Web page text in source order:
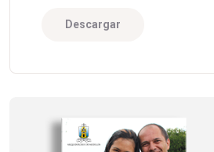
Descargar